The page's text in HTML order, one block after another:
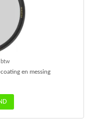
btw
en messing